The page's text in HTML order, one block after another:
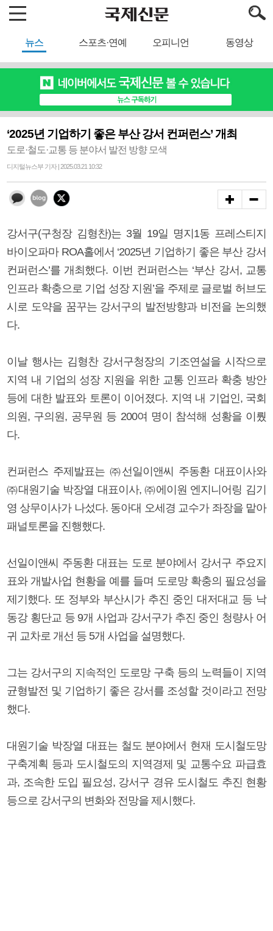
뉴스 스포츠·연예 오피니언 동영상
‘2025년 기업하기 좋은 부산 강서 컨퍼런스’ 개최
도로·철도·교통 등 분야서 발전 방향 모색
디지털뉴스부 기자 | 2025.03.21 10:32
강서구(구청장 김형찬)는 3월 19일 명지1동 프레스티지
바이오파마 ROA홀에서 ‘2025년 기업하기 좋은 부산 강서
컨퍼런스’를 개최했다. 이번 컨퍼런스는 ‘부산 강서, 교통
인프라 확충으로 기업 성장 지원’을 주제로 글로벌 허브도
시로 도약을 꿈꾸는 강서구의 발전방향과 비전을 논의했
다.
이날 행사는 김형찬 강서구청장의 기조연설을 시작으로
지역 내 기업의 성장 지원을 위한 교통 인프라 확충 방안
등에 대한 발표와 토론이 이어졌다. 지역 내 기업인, 국회
의원, 구의원, 공무원 등 200여 명이 참석해 성황을 이뤘
다.
컨퍼런스 주제발표는 ㈜선일이앤씨 주동환 대표이사와
㈜대원기술 박장열 대표이사, ㈜에이원 엔지니어링 김기
영 상무이사가 나섰다. 동아대 오세경 교수가 좌장을 맡아
패널토론을 진행했다.
선일이앤씨 주동환 대표는 도로 분야에서 강서구 주요지
표와 개발사업 현황을 예를 들며 도로망 확충의 필요성을
제기했다. 또 정부와 부산시가 추진 중인 대저대교 등 낙
동강 횡단교 등 9개 사업과 강서구가 추진 중인 청량사 어
귀 교차로 개선 등 5개 사업을 설명했다.
그는 강서구의 지속적인 도로망 구축 등의 노력들이 지역
균형발전 및 기업하기 좋은 강서를 조성할 것이라고 전망
했다.
대원기술 박장열 대표는 철도 분야에서 현재 도시철도망
구축계획 등과 도시철도의 지역경제 및 교통수요 파급효
과, 조속한 도입 필요성, 강서구 경유 도시철도 추진 현황
등으로 강서구의 변화와 전망을 제시했다.